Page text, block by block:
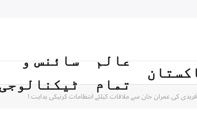
عالم
تمام
سائنس و
کی عمران خان سے ملاقات کیلئے انتظامات کرنیکی ہدایت !